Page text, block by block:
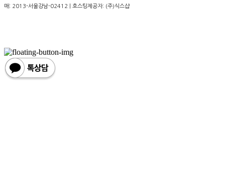
매: 2013-서울강남-02412 | 호스팅제공자: (주)식스샵